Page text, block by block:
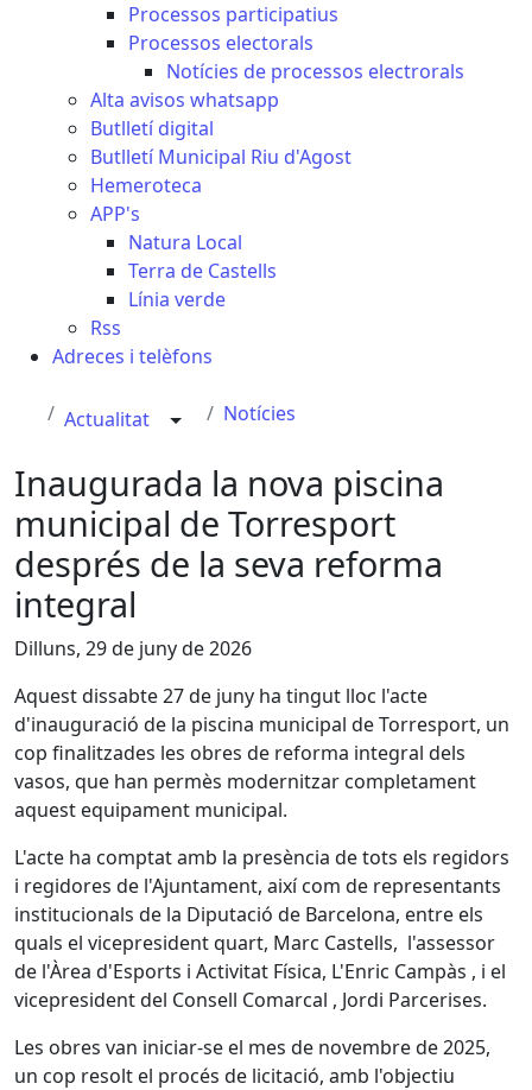
Processos participatius
Processos electorals
Notícies de processos electrorals
Alta avisos whatsapp
Butlletí digital
Butlletí Municipal Riu d'Agost
Hemeroteca
APP's
Natura Local
Terra de Castells
Línia verde
Rss
Adreces i telèfons
Actualitat Notícies
Inaugurada la nova piscina
municipal de Torresport
després de la seva reforma
integral
Dilluns, 29 de juny de 2026
Aquest dissabte 27 de juny ha tingut lloc l'acte
d'inauguració de la piscina municipal de Torresport, un
cop finalitzades les obres de reforma integral dels
vasos, que han permès modernitzar completament
aquest equipament municipal.
L'acte ha comptat amb la presència de tots els regidors
i regidores de l'Ajuntament, així com de representants
institucionals de la Diputació de Barcelona, entre els
quals el vicepresident quart, Marc Castells, l'assessor
de l'Àrea d'Esports i Activitat Física, L'Enric Campàs , i el
vicepresident del Consell Comarcal , Jordi Parcerises.
Les obres van iniciar-se el mes de novembre de 2025,
un cop resolt el procés de licitació, amb l'objectiu